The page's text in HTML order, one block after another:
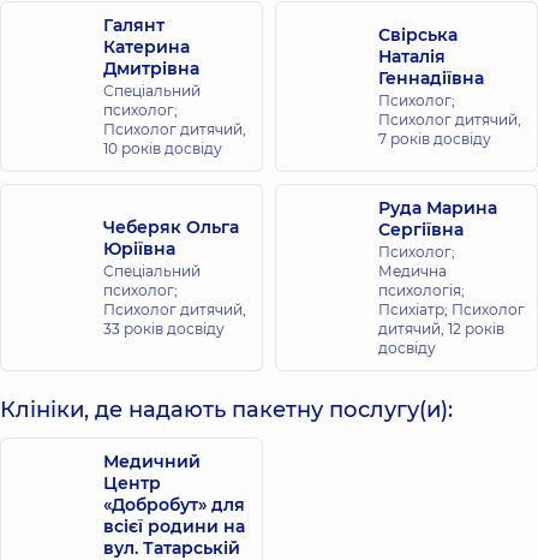
Smith.
The
neuralgias:
diagnosis
and
management.
Hentschel,
David
Capobianco,
David
Facial
Trigeminal
Neuralgia
and
Persistent
Idiopathic
Галянт
Катерина
Дмитрівна
Спеціальний
психолог;
Психолог дитячий,
10 років досвіду
Свірська
Наталія
Геннадіївна
Психолог;
Психолог дитячий,
7 років досвіду
Чеберяк Ольга
Юріївна
Спеціальний
психолог;
Психолог дитячий,
33 років досвіду
Руда Марина
Сергіївна
Психолог;
Медична
психологія;
Психіатр; Психолог
дитячий, 12 років
досвіду
Клініки, де надають пакетну послугу(и):
Медичний
Центр
«Добробут» для
всієї родини на
вул. Татарській